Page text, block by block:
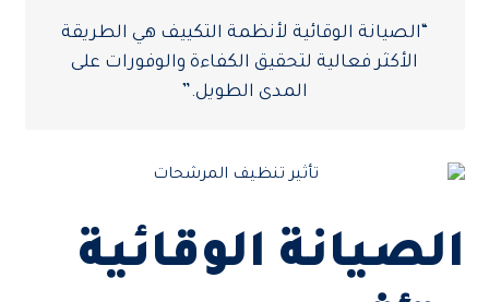
“الصيانة الوقائية لأنظمة التكييف هي الطريقة
الأكثر فعالية لتحقيق الكفاءة والوفورات على
المدى الطويل.”
الصيانة الوقائية